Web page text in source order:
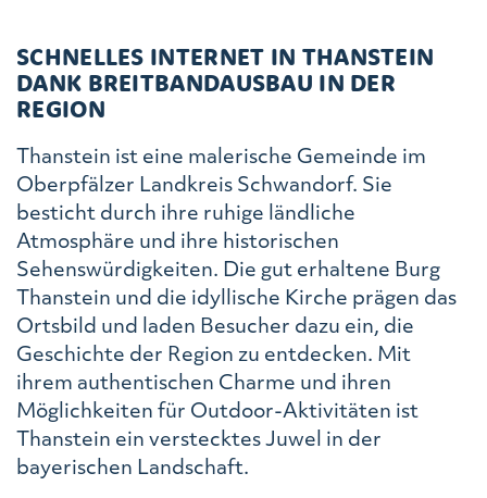
SCHNELLES INTERNET IN THANSTEIN
DANK BREITBANDAUSBAU IN DER
REGION
Thanstein ist eine malerische Gemeinde im
Oberpfälzer Landkreis Schwandorf. Sie
besticht durch ihre ruhige ländliche
Atmosphäre und ihre historischen
Sehenswürdigkeiten. Die gut erhaltene Burg
Thanstein und die idyllische Kirche prägen das
Ortsbild und laden Besucher dazu ein, die
Geschichte der Region zu entdecken. Mit
ihrem authentischen Charme und ihren
Möglichkeiten für Outdoor-Aktivitäten ist
Thanstein ein verstecktes Juwel in der
bayerischen Landschaft.